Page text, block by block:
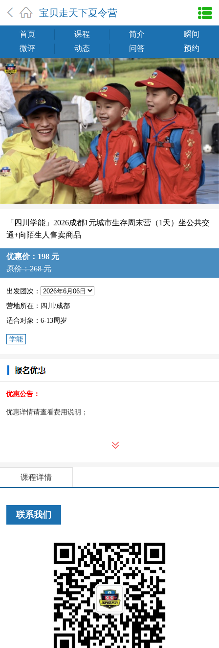
宝贝走天下夏令营
首页 课程 简介
瞬间
微评
动态 问答 预约
「四川学能」2026成都1元城市生存周末营（1天）坐公共交
通+向陌生人售卖商品
优惠价：198 元
原价：268 元
出发团次：
营地所在：四川/成都
适合对象：6-13周岁
学能
优惠公告：
优惠详情请查看费用说明；
课程详情
联系我们